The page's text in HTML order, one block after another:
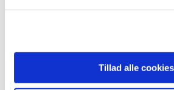
Tillad alle cookies
Opdatering af
ændrede ATC-koder for 2025
|2. januar 2025|